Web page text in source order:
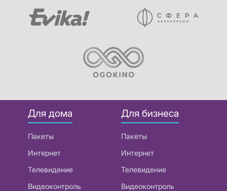
Для дома
Пакеты
Интернет
Телевидение
Видеоконтроль
Для бизнеса
Пакеты
Интернет
Телевидение
Видеоконтроль